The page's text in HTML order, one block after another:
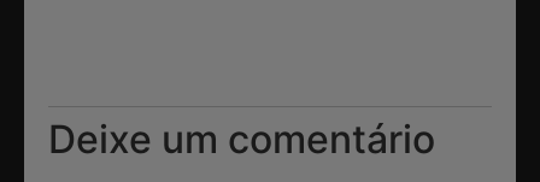
Deixe um comentário